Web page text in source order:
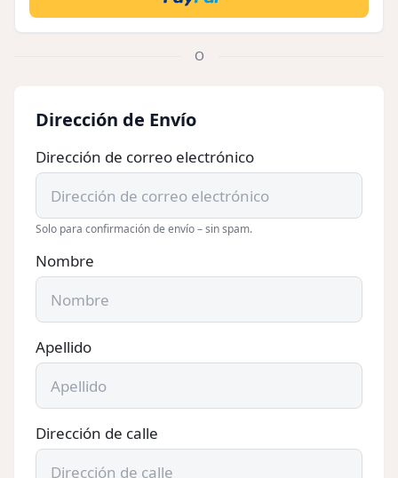
O
Dirección de Envío
Dirección de correo electrónico
Solo para confirmación de envío – sin spam.
Nombre
Apellido
Dirección de calle